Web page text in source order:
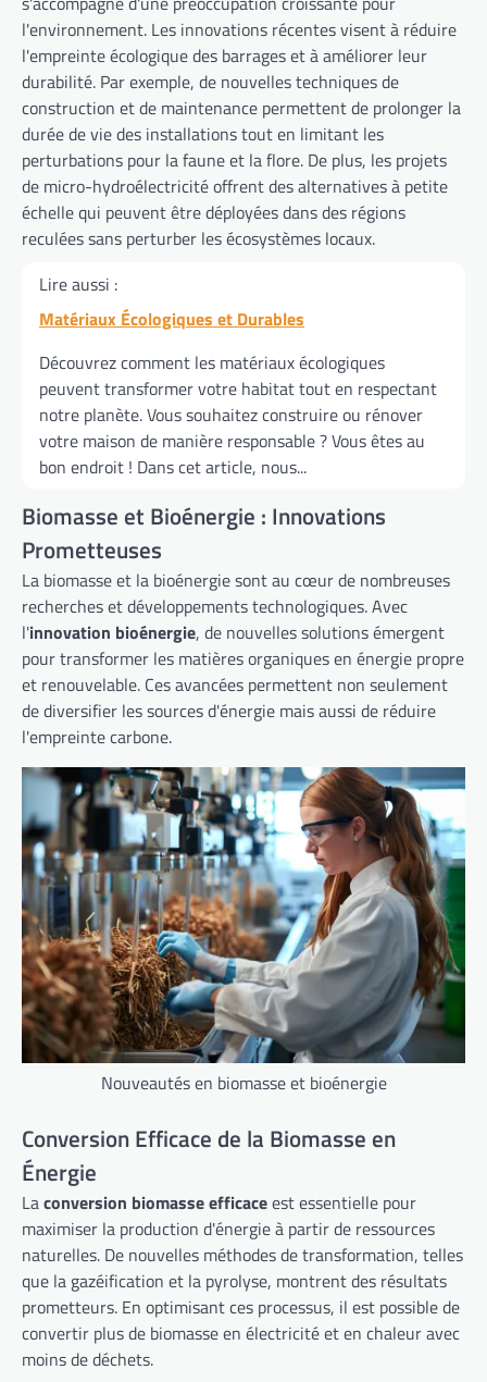
l'environnement. Les innovations récentes visent à réduire
l'empreinte écologique des barrages et à améliorer leur
durabilité. Par exemple, de nouvelles techniques de
construction et de maintenance permettent de prolonger la
durée de vie des installations tout en limitant les
perturbations pour la faune et la flore. De plus, les projets
de micro-hydroélectricité offrent des alternatives à petite
échelle qui peuvent être déployées dans des régions
reculées sans perturber les écosystèmes locaux.
Lire aussi :
Matériaux Écologiques et Durables
Découvrez comment les matériaux écologiques
peuvent transformer votre habitat tout en respectant
notre planète. Vous souhaitez construire ou rénover
votre maison de manière responsable ? Vous êtes au
bon endroit ! Dans cet article, nous...
Biomasse et Bioénergie : Innovations
Prometteuses
La biomasse et la bioénergie sont au cœur de nombreuses
recherches et développements technologiques. Avec
l'innovation bioénergie, de nouvelles solutions émergent
pour transformer les matières organiques en énergie propre
et renouvelable. Ces avancées permettent non seulement
de diversifier les sources d'énergie mais aussi de réduire
l'empreinte carbone.
Nouveautés en biomasse et bioénergie
Conversion Efficace de la Biomasse en
Énergie
Laconversion biomasse efficaceest essentielle pour
maximiser la production d'énergie à partir de ressources
naturelles. De nouvelles méthodes de transformation, telles
que la gazéification et la pyrolyse, montrent des résultats
prometteurs. En optimisant ces processus, il est possible de
convertir plus de biomasse en électricité et en chaleur avec
moins de déchets.